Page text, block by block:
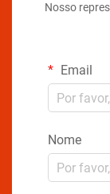
Nosso
Email
Nome